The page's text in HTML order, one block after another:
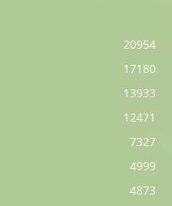
20954
17180
13933
12471
7327
4999
4873